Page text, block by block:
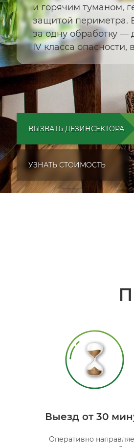
и горячим туманом,
защитой периметра.
за одну обработку —
IV класса опасности,
ВЫЗВАТЬ ДЕЗИНСЕКТОРА
УЗНАТЬ СТОИМОСТЬ
Выезд от 30
Оперативно